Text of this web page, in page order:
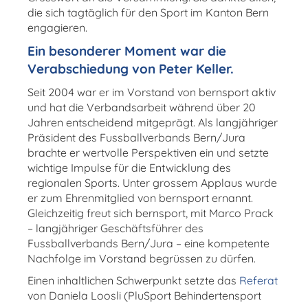
die sich tagtäglich für den Sport im Kanton Bern
engagieren.
Ein besonderer Moment war die
Verabschiedung von Peter Keller.
Seit 2004 war er im Vorstand von bernsport aktiv
und hat die Verbandsarbeit während über 20
Jahren entscheidend mitgeprägt. Als langjähriger
Präsident des Fussballverbands Bern/Jura
brachte er wertvolle Perspektiven ein und setzte
wichtige Impulse für die Entwicklung des
regionalen Sports. Unter grossem Applaus wurde
er zum Ehrenmitglied von bernsport ernannt.
Gleichzeitig freut sich bernsport, mit Marco Prack
– langjähriger Geschäftsführer des
Fussballverbands Bern/Jura – eine kompetente
Nachfolge im Vorstand begrüssen zu dürfen.
Einen inhaltlichen Schwerpunkt setzte das Referat
von Daniela Loosli (PluSport Behindertensport